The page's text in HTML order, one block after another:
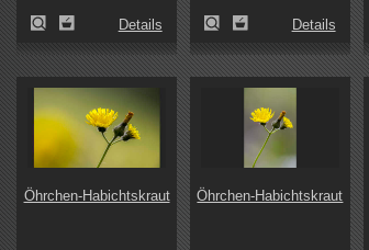
Details Details
Öhrchen-Habichtskraut Öhrchen-Habichtskraut